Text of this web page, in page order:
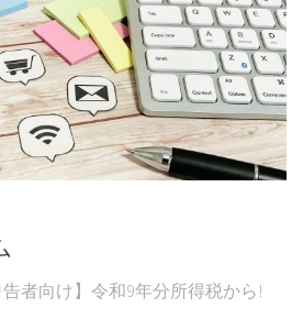
者向け】令和9年分所得税から!